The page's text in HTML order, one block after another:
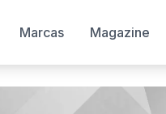
Marcas Magazine